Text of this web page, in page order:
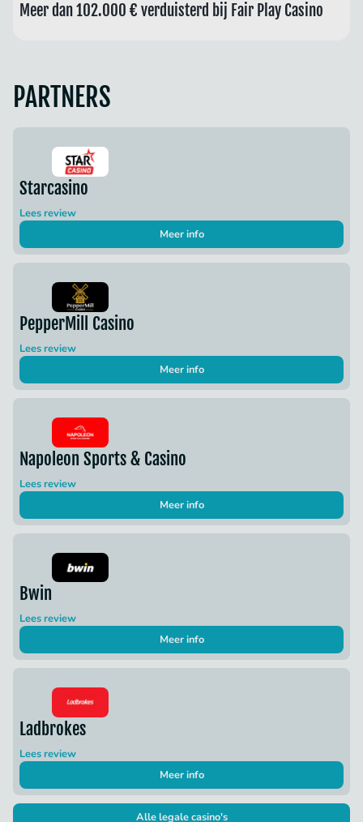
Meer dan 102.000 € verduisterd bij Fair Play Casino
PARTNERS
Starcasino
Lees review
Meer info
PepperMill Casino
Lees review
Meer info
Napoleon Sports & Casino
Lees review
Meer info
Bwin
Lees review
Meer info
Ladbrokes
Lees review
Meer info
Alle legale casino's